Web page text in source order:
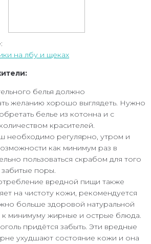
на лбу и щеках
белья должно
желанию хорошо выглядеть. Нужно
белье из котонна и с
красителей.
необходимо регулярно, утром и
как минимум раз в
пользоваться скрабом для того
забитые поры.
вредной пищи также
на чистоту кожи, рекомендуется
больше здоровой натуральной
к минимуму жирные и острые блюда.
придётся забыть. Эти вредные
ухудшают состояние кожи и она